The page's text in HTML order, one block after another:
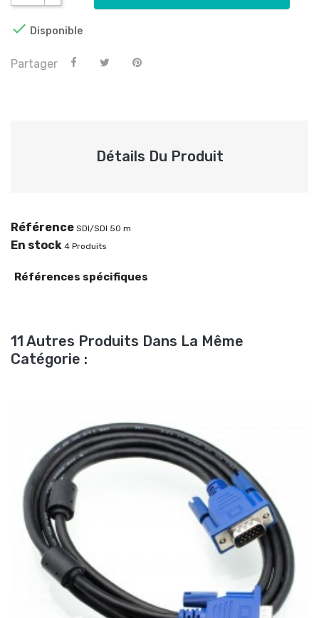
 Disponible
Partager
Détails Du Produit
Référence SDI/SDI 50 m
En stock 4 Produits
Références spécifiques
11 Autres Produits Dans La Même
Catégorie :